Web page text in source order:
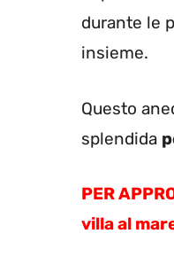
durante le
insieme.
Questo
splendida
PER
villa al